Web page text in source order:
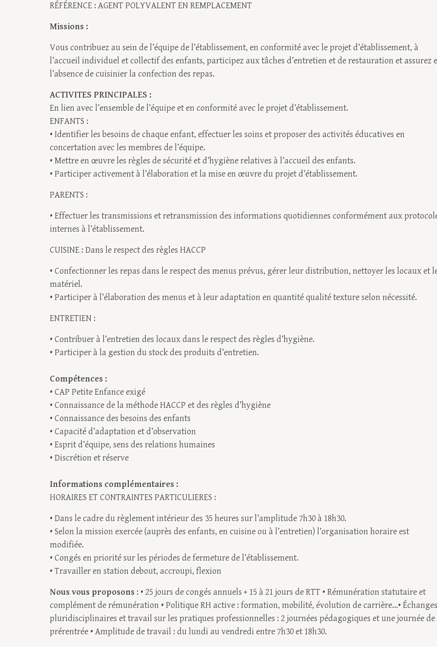
RÉFÉRENCE : AGENT POLYVALENT EN REMPLACEMENT
Missions :
Vous contribuez au sein de l’équipe de l’établissement, en conformité avec le projet d’établissement, à
l’accueil individuel et collectif des enfants, participez aux tâches d’entretien et de restauration et assurez
l’absence de cuisinier la confection des repas.
ACTIVITES PRINCIPALES :
En lien avec l’ensemble de l’équipe et en conformité avec le projet d’établissement.
ENFANTS :
• Identifier les besoins de chaque enfant, effectuer les soins et proposer des activités éducatives en
concertation avec les membres de l’équipe.
• Mettre en œuvre les règles de sécurité et d’hygiène relatives à l’accueil des enfants.
• Participer activement à l’élaboration et la mise en œuvre du projet d’établissement.
PARENTS :
• Effectuer les transmissions et retransmission des informations quotidiennes conformément aux
internes à l’établissement.
CUISINE : Dans le respect des règles HACCP
• Confectionner les repas dans le respect des menus prévus, gérer leur distribution, nettoyer les locaux et
matériel.
• Participer à l’élaboration des menus et à leur adaptation en quantité qualité texture selon nécessité.
ENTRETIEN :
• Contribuer à l’entretien des locaux dans le respect des règles d’hygiène.
• Participer à la gestion du stock des produits d’entretien.
Compétences :
• CAP Petite Enfance exigé
• Connaissance de la méthode HACCP et des règles d’hygiène
• Connaissance des besoins des enfants
• Capacité d’adaptation et d’observation
• Esprit d’équipe, sens des relations humaines
• Discrétion et réserve
Informations complémentaires :
HORAIRES ET CONTRAINTES PARTICULIERES :
• Dans le cadre du règlement intérieur des 35 heures sur l’amplitude 7h30 à 18h30.
• Selon la mission exercée (auprès des enfants, en cuisine ou à l’entretien) l’organisation horaire est
modifiée.
• Congés en priorité sur les périodes de fermeture de l’établissement.
• Travailler en station debout, accroupi, flexion
Nous vous proposons : • 25 jours de congés annuels + 15 à 21 jours de RTT • Rémunération statutaire et
complément de rémunération • Politique RH active : formation, mobilité, évolution de carrière...• Échanges
pluridisciplinaires et travail sur les pratiques professionnelles : 2 journées pédagogiques et une journée de
prérentrée • Amplitude de travail : du lundi au vendredi entre 7h30 et 18h30.